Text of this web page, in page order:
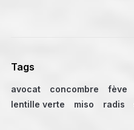
Tags
avocat concombre fève
lentille verte
miso radis